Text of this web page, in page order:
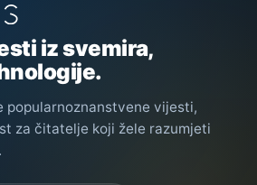
iz svemira,
popularnoznanstvene vijesti,
za čitatelje koji žele razumjeti